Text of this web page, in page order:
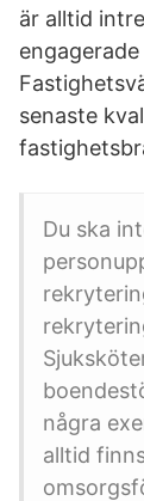
är alltid
senaste
Du ska
några
alltid